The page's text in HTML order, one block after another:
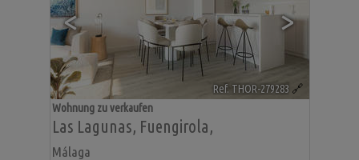
< >
Ref. THOR-279283 🔗
Las Lagunas, Fuengirola,
Málaga
Wohnung zu verkaufen